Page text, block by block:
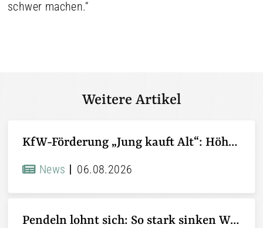
schwer machen.“
Weitere Artikel
KfW-Förderung „Jung kauft Alt“: Höhere Kredite ab August 2026
News 06.08.2026
Pendeln lohnt sich: So stark sinken Wohnungspreise im Umland